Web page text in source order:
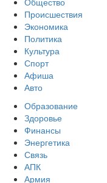
Происшествия
Экономика
Политика
Культура
Спорт
Афиша
Авто
Образование
Здоровье
Финансы
Энергетика
Связь
АПК
Армия